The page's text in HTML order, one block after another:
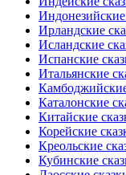
Индонезийские
Ирландские
Исландские
Испанские
Итальянские
Каталонские
Китайские
Корейские
Креольские
Кубинские